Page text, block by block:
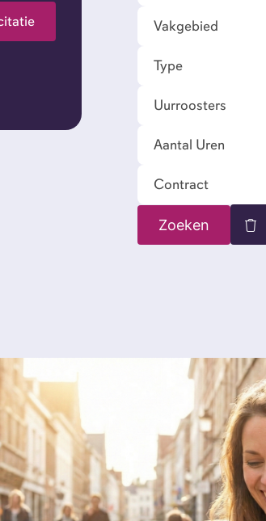
Werkgevers
Contact
GoFlexi portaal
Vakgebied
Type
Uurroosters
Aantal Uren
Contract
Zoeken